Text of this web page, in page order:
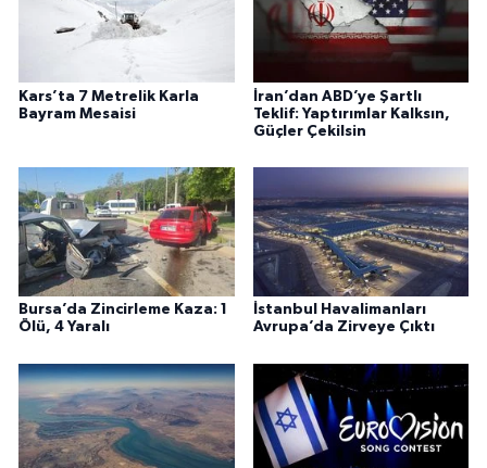
Kars’ta 7 Metrelik Karla
Bayram Mesaisi
İran’dan ABD’ye Şartlı
Teklif: Yaptırımlar Kalksın,
Güçler Çekilsin
Bursa’da Zincirleme Kaza: 1
Ölü, 4 Yaralı
İstanbul Havalimanları
Avrupa’da Zirveye Çıktı